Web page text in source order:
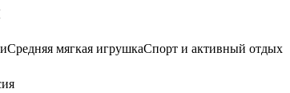
Средняя мягкая игрушкаСпорт и активный отдых